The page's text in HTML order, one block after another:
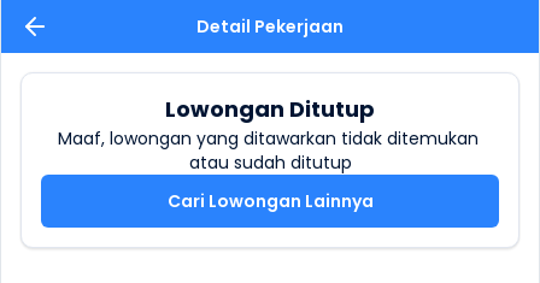
Detail Pekerjaan
Lowongan Ditutup
Maaf, lowongan yang ditawarkan tidak ditemukan
atau sudah ditutup
Cari Lowongan Lainnya